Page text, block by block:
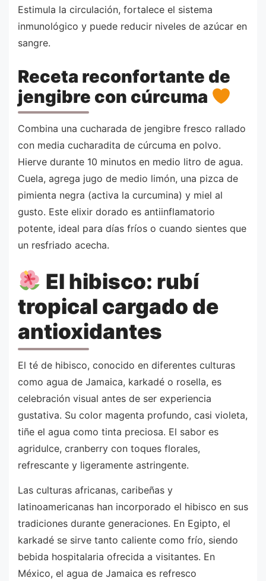
Estimula la circulación, fortalece el sistema
inmunológico y puede reducir niveles de azúcar en
sangre.
Receta reconfortante de
jengibre con cúrcuma
Combina una cucharada de jengibre fresco rallado
con media cucharadita de cúrcuma en polvo.
Hierve durante 10 minutos en medio litro de agua.
Cuela, agrega jugo de medio limón, una pizca de
pimienta negra (activa la curcumina) y miel al
gusto. Este elixir dorado es antiinflamatorio
potente, ideal para días fríos o cuando sientes que
un resfriado acecha.
El hibisco: rubí
tropical cargado de
antioxidantes
El té de hibisco, conocido en diferentes culturas
como agua de Jamaica, karkadé o rosella, es
celebración visual antes de ser experiencia
gustativa. Su color magenta profundo, casi violeta,
tiñe el agua como tinta preciosa. El sabor es
agridulce, cranberry con toques florales,
refrescante y ligeramente astringente.
Las culturas africanas, caribeñas y
latinoamericanas han incorporado el hibisco en sus
tradiciones durante generaciones. En Egipto, el
karkadé se sirve tanto caliente como frío, siendo
bebida hospitalaria ofrecida a visitantes. En
México, el agua de Jamaica es refresco